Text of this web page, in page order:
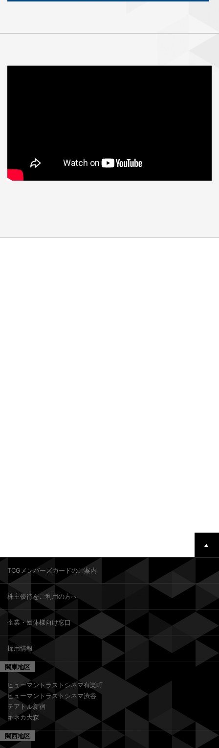
TCGメンバーズカードのご案内
株主優待をご利用の方へ
企業・団体様向け窓口
採用情報
関東地区
ヒューマントラストシネマ有楽町
ヒューマントラストシネマ渋谷
テアトル新宿
キネカ大森
関西地区